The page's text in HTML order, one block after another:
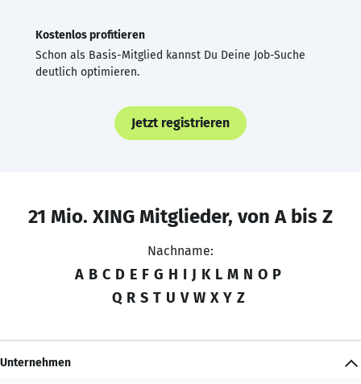
Kostenlos profitieren
Schon als Basis-Mitglied kannst Du Deine Job-Suche
deutlich optimieren.
Jetzt registrieren
21 Mio. XING Mitglieder, von A bis Z
Nachname:
A B C D E F G H I J K L M N O P
Q R S T U V W X Y Z
Unternehmen